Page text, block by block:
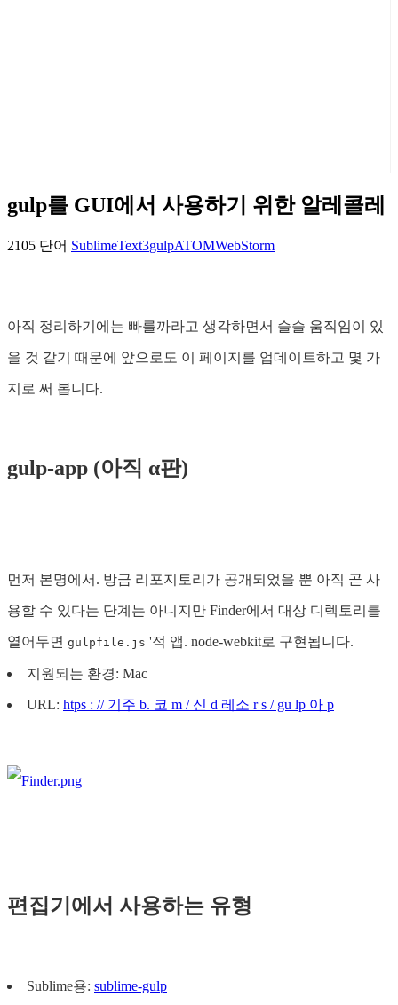
gulp를 GUI에서 사용하기 위한 알레콜레
2105 단어 SublimeText3gulpATOMWebStorm
아직 정리하기에는 빠를까라고 생각하면서 슬슬 움직임이 있
을 것 같기 때문에 앞으로도 이 페이지를 업데이트하고 몇 가
지로 써 봅니다.
gulp-app (아직 α판)
먼저 본명에서. 방금 리포지토리가 공개되었을 뿐 아직 곧 사
용할 수 있다는 단계는 아니지만 Finder에서 대상 디렉토리를
열어두면 gulpfile.js '적 앱. node-webkit로 구현됩니다.
지원되는 환경: Mac
URL: htps : // 기주 b. 코 m / 신 d 레소 r s / gu lp 아 p
편집기에서 사용하는 유형
Sublime용: sublime-gulp